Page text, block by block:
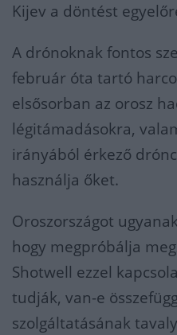
Kijev a döntést
A drónoknak fontos
február óta tartó
elsősorban az orosz
légitámadásokra,
irányából érkező
használja őket.
Oroszországot
hogy megpróbálja
Shotwell ezzel
tudják, van-e
szolgáltatásának